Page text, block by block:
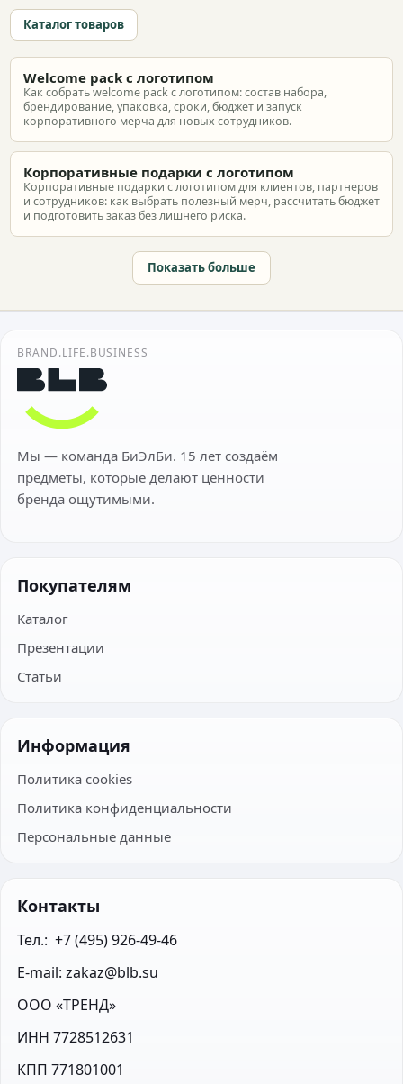
Каталог товаров
Welcome pack с логотипом
Как собрать welcome pack с логотипом: состав набора,
брендирование, упаковка, сроки, бюджет и запуск
корпоративного мерча для новых сотрудников.
Корпоративные подарки с логотипом
Корпоративные подарки с логотипом для клиентов, партнеров
и сотрудников: как выбрать полезный мерч, рассчитать бюджет
и подготовить заказ без лишнего риска.
Показать больше
BRAND.LIFE.BUSINESS
Мы — команда БиЭлБи. 15 лет создаём
предметы, которые делают ценности
бренда ощутимыми.
Покупателям
Каталог
Презентации
Статьи
Информация
Политика cookies
Политика конфиденциальности
Персональные данные
Контакты
Тел.:  +7 (495) 926-49-46
E-mail: zakaz@blb.su
ООО «ТРЕНД»
ИНН 7728512631
КПП 771801001